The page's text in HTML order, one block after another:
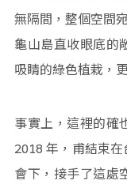
無隔間，整個空間
龜山島直收眼底的
吸睛的綠色植栽，
事實上，這裡的確
2018 年，甫結束
會下，接手了這處